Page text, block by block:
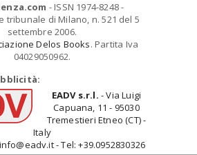
- ISSN 1974-8248 -
tribunale di Milano, n. 521 del 5
settembre 2006.
Delos Books. Partita Iva
04029050962.
EADV s.r.l. - Via Luigi
Capuana, 11 - 95030
Tremestieri Etneo (CT) -
Italy
- Tel: +39.0952830326